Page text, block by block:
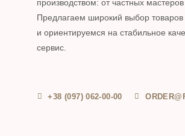
производством: от частных
Предлагаем широкий выбор
и ориентируемся на стабильное
сервис.
+38 (097) 062-00-00